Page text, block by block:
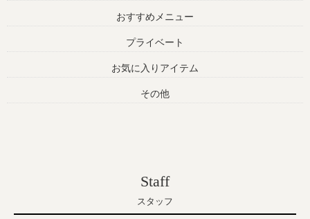
おすすめメニュー
プライベート
お気に入りアイテム
その他
Staff
スタッフ